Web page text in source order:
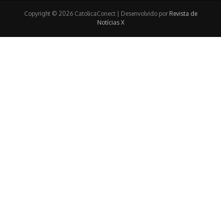
Copyright © 2026 CatolicaConect | Desenvolvido por Revista de
Notícias X